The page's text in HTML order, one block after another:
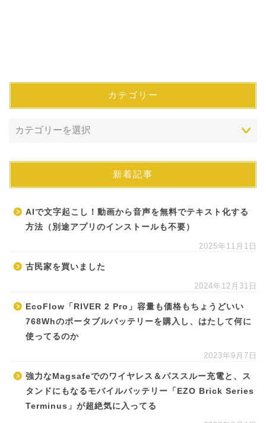
カテゴリー
新着記事
AIで文字起こし！動画から音声を無料でテキスト化する
方法（別途アプリのインストールも不要）
2025年11月1日
古民家を買いました
2024年12月31日
EcoFlow「RIVER 2 Pro」容量も価格もちょうどいい
768Whのポータブルバッテリーを購入し、はたして何に
使ってるのか
2023年9月7日
強力なMagsafeでのワイヤレス＆パススルー充電と、ス
タンドにもなるモバイルバッテリー「EZO Brick Series
Terminus」が超絶気に入ってる